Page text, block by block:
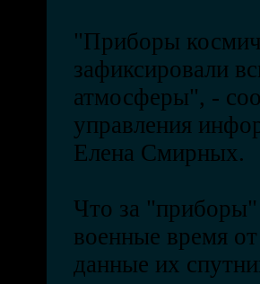
"Приборы
зафиксировали
атмосферы", -
управления
Елена Смирных.
Что за
военные время
данные их